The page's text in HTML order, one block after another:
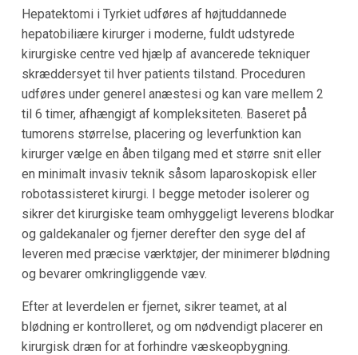
Hepatektomi i Tyrkiet udføres af højtuddannede
hepatobiliære kirurger i moderne, fuldt udstyrede
kirurgiske centre ved hjælp af avancerede tekniquer
skræddersyet til hver patients tilstand. Proceduren
udføres under generel anæstesi og kan vare mellem 2
til 6 timer, afhængigt af kompleksiteten. Baseret på
tumorens størrelse, placering og leverfunktion kan
kirurger vælge en åben tilgang med et større snit eller
en minimalt invasiv teknik såsom laparoskopisk eller
robotassisteret kirurgi. I begge metoder isolerer og
sikrer det kirurgiske team omhyggeligt leverens blodkar
og galdekanaler og fjerner derefter den syge del af
leveren med præcise værktøjer, der minimerer blødning
og bevarer omkringliggende væv.
Efter at leverdelen er fjernet, sikrer teamet, at al
blødning er kontrolleret, og om nødvendigt placerer en
kirurgisk dræn for at forhindre væskeopbygning.